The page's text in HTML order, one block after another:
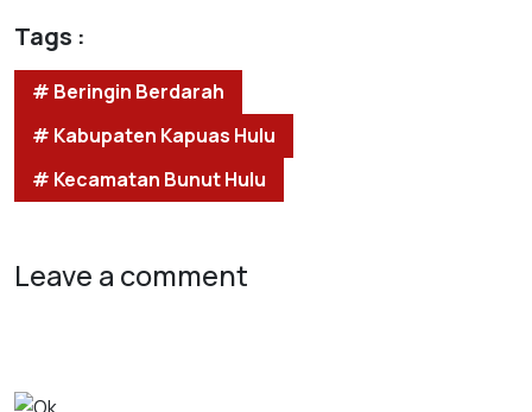
Tags :
# Beringin Berdarah
# Kabupaten Kapuas Hulu
# Kecamatan Bunut Hulu
Leave a comment